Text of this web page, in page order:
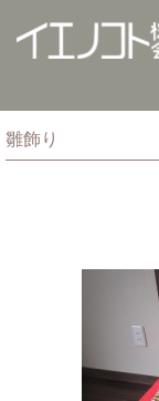
雛飾り